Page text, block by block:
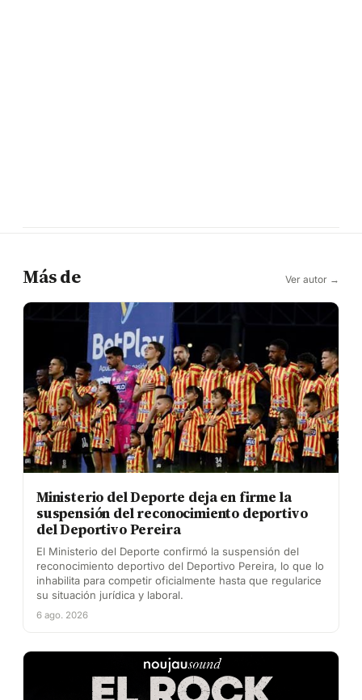
Más de Ver autor →
Ministerio del Deporte deja en firme la
suspensión del reconocimiento deportivo
del Deportivo Pereira
El Ministerio del Deporte confirmó la suspensión del
reconocimiento deportivo del Deportivo Pereira, lo que lo
inhabilita para competir oficialmente hasta que regularice
su situación jurídica y laboral.
6 ago. 2026